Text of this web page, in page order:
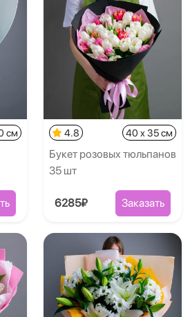
см 4.8 40 x 35 см
Букет розовых тюльпанов
35 шт
6285₽ Заказать